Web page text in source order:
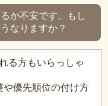
か不安です。もし
なりますか？
る方もいらっしゃ
優先順位の付け方